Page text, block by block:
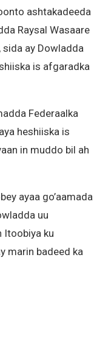
ashtakadeeda
Raysal Wasaare
sida ay Dowladda
is afgaradka
Federaalka
heshiiska is
in muddo bil ah
ayaa go’aamada
uu
Itoobiya ku
marin badeed ka